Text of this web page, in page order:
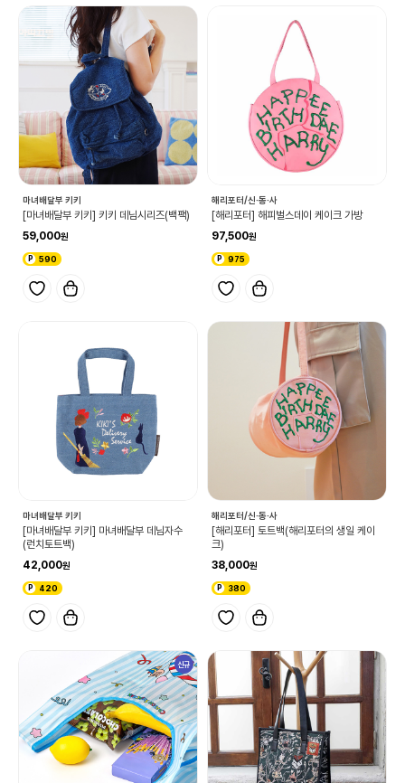
마녀배달부 키키
[마녀배달부 키키] 키키 데님시리즈(백팩)
59,000
590
해리포터/신·동·사
[해리포터] 해피벌스데이 케이크 가방
97,500
975
마녀배달부 키키
[마녀배달부 키키] 마녀배달부 데님자수
(런치토트백)
42,000
420
해리포터/신·동·사
[해리포터] 토트백(해리포터의 생일 케이
크)
38,000
380
신규